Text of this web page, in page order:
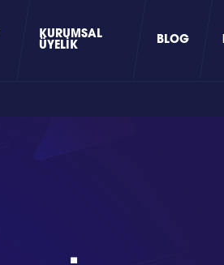
KURUMSAL
ÜYELIK
BLOG